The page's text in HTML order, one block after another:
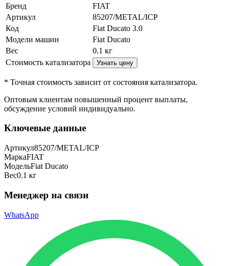
Бренд
FIAT
Артикул
85207/METAL/ICP
Код
Fiat Ducato 3.0
Модели машин
Fiat Ducato
Вес
0.1 кг
Стоимость катализатора
Узнать цену
* Точная стоимость зависит от состояния катализатора.
Оптовым клиентам повышенный процент выплаты,
обсуждение условий индивидуально.
Ключевые данные
Артикул85207/METAL/ICP
МаркаFIAT
МодельFiat Ducato
Вес0.1 кг
Менеджер на связи
WhatsApp